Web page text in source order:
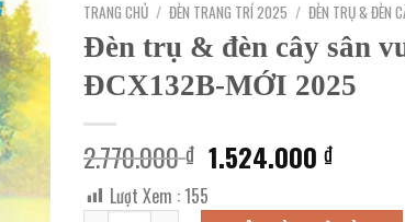
TRANG CHỦ / ĐÈN TRANG TRÍ 2025 / ĐÈN TRỤ & ĐÈN
Đèn trụ & đèn cây sân
ĐCX132B-MỚI 2025
2.770.000₫ Giá
gốc
là:
1.524.000₫Giá
tại
Lượt Xem :155